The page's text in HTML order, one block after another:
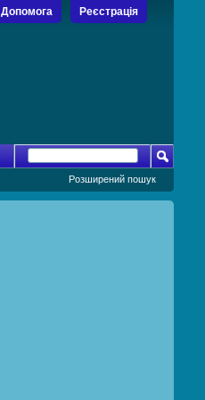
Реєстрація
Допомога
Розширений пошук